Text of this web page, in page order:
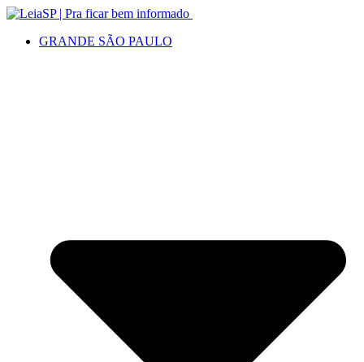
GRANDE SÃO PAULO